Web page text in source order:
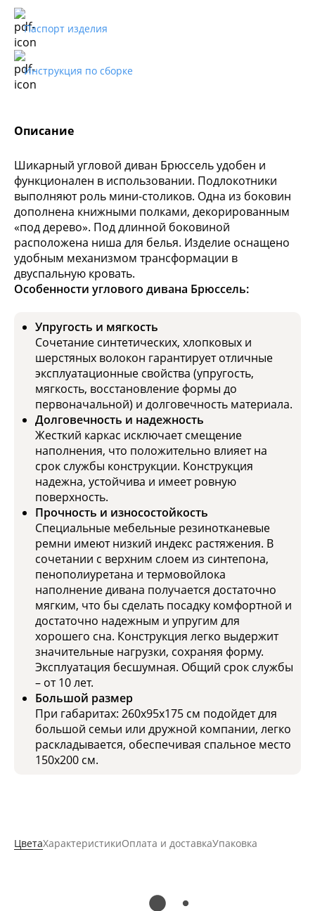
Описание
Шикарный угловой диван Брюссель удобен и
функционален в использовании. Подлокотники
выполняют роль мини-столиков. Одна из боковин
дополнена книжными полками, декорированным
«под дерево». Под длинной боковиной
расположена ниша для белья. Изделие оснащено
удобным механизмом трансформации в
двуспальную кровать.
Особенности углового дивана Брюссель:
Упругость и мягкость
Сочетание синтетических, хлопковых и
шерстяных волокон гарантирует отличные
эксплуатационные свойства (упругость,
мягкость, восстановление формы до
первоначальной) и долговечность материала.
Долговечность и надежность
Жесткий каркас исключает смещение
наполнения, что положительно влияет на
срок службы конструкции. Конструкция
надежна, устойчива и имеет ровную
поверхность.
Прочность и износостойкость
Специальные мебельные резинотканевые
ремни имеют низкий индекс растяжения. В
сочетании с верхним слоем из синтепона,
пенополиуретана и термовойлока
наполнение дивана получается достаточно
мягким, что бы сделать посадку комфортной и
достаточно надежным и упругим для
хорошего сна. Конструкция легко выдержит
значительные нагрузки, сохраняя форму.
Эксплуатация бесшумная. Общий срок службы
– от 10 лет.
Большой размер
При габаритах: 260x95x175 см подойдет для
большой семьи или дружной компании, легко
раскладывается, обеспечивая спальное место
150x200 см.
ЦветаХарактеристикиОплата и доставкаУпаковка
Паспорт изделия
Инструкция по сборке